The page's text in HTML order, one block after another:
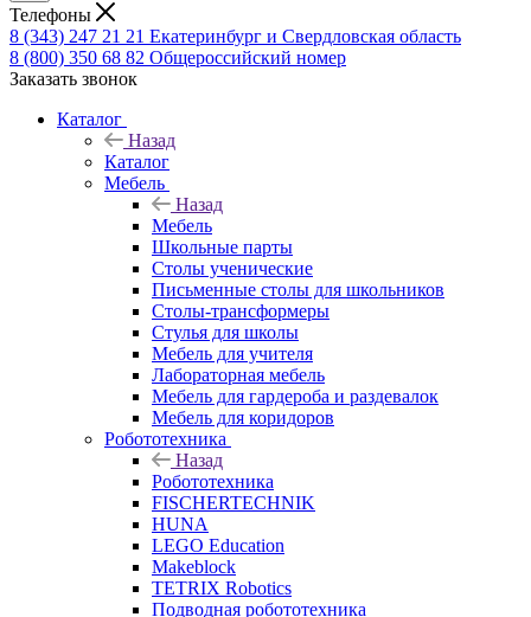
Телефоны
8 (343) 247 21 21 Екатеринбург и Свердловская область
8 (800) 350 68 82 Общероссийский номер
Заказать звонок
Каталог
Назад
Каталог
Мебель
Назад
Мебель
Школьные парты
Столы ученические
Письменные столы для школьников
Столы-трансформеры
Стулья для школы
Мебель для учителя
Лабораторная мебель
Мебель для гардероба и раздевалок
Мебель для коридоров
Робототехника
Назад
Робототехника
FISCHERTECHNIK
HUNA
LEGO Education
Makeblock
TETRIX Robotics
Подводная робототехника